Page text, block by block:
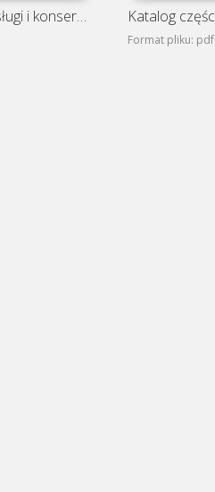
Instrukcja obsługi i konserwacji spycharki Shantui SD32
Format pliku: pdf